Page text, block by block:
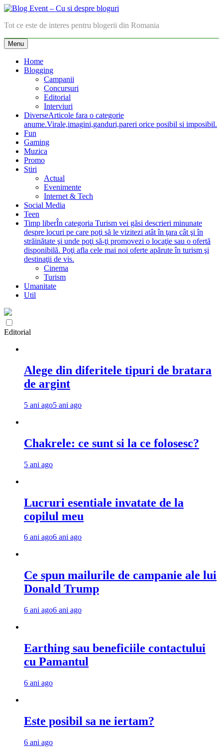
Skip
content
Blog Event – Cu si despre bloguri
Tot ce este de interes pentru blogerii din Romania
Menu
Home
Blogging
Campanii
Concursuri
Editorial
Interviuri
DiverseArticole fara o categorie
anume.Virale,imagini,ganduri,pareri orice posibil si imposibil.
Fun
Gaming
Muzica
Promo
Stiri
Actual
Evenimente
Internet & Tech
Social Media
Teen
Timp liberÎn categoria Turism vei găsi descrieri minunate
despre locuri pe care poţi să le vizitezi atât în ţara cât şi în
străinătate şi unde poţi să-ţi promovezi o locaţie sau o ofertă
disponibilă. Poţi afla cele mai noi oferte apărute în turism şi
destinaţii de vis.
Cinema
Turism
Umanitate
Util
Editorial
Alege din diferitele tipuri de bratara
de argint
5 ani ago5 ani ago
Chakrele: ce sunt si la ce folosesc?
5 ani ago
Lucruri esentiale invatate de la
copilul meu
6 ani ago6 ani ago
Ce spun mailurile de campanie ale lui
Donald Trump
6 ani ago6 ani ago
Earthing sau beneficiile contactului
cu Pamantul
6 ani ago
Este posibil sa ne iertam?
6 ani ago